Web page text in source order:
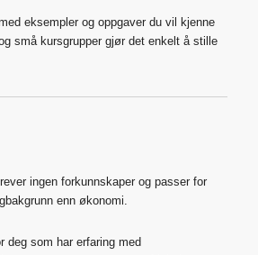
eksempler og oppgaver du vil kjenne
små kursgrupper gjør det enkelt å stille
ingen forkunnskaper og passer for
enn økonomi.
deg som har erfaring med